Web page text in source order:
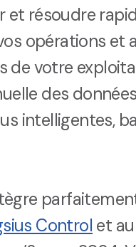
et résoudre
opérations et
de votre
des
intelligentes,
Control et au